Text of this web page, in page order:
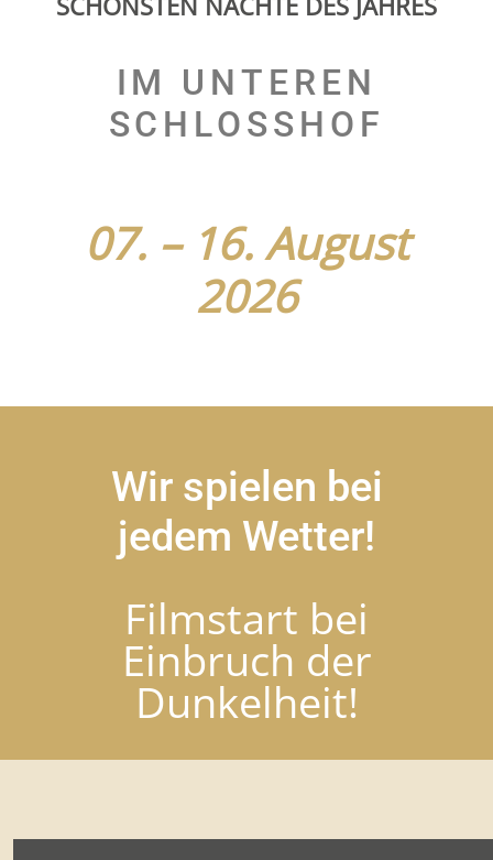
2026
TICKETS
IM UNTEREN
SCHLOSSHOF
07. – 16. August
2026
Wir spielen bei
jedem Wetter!
Filmstart bei
Einbruch der
Dunkelheit!